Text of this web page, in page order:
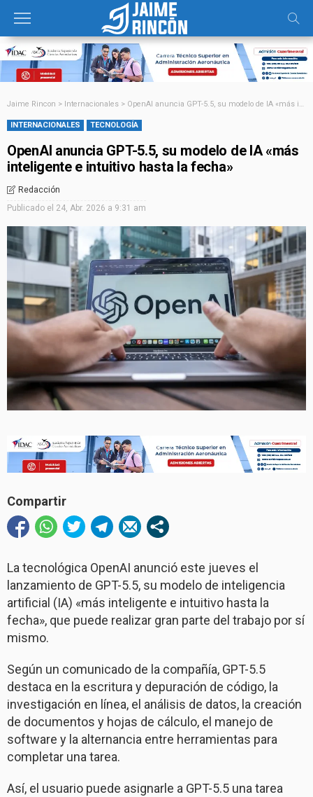
Jaime Rincon > Internacionales > OpenAI anuncia GPT-5.5, su modelo de IA «más inteligente e intuitivo hasta la fecha»
INTERNACIONALES TECNOLOGÍA
OpenAI anuncia GPT-5.5, su modelo de IA «más
inteligente e intuitivo hasta la fecha»
Redacción
Publicado el 24, Abr. 2026 a 9:31 am
Compartir
La tecnológica OpenAI anunció este jueves el
lanzamiento de GPT-5.5, su modelo de inteligencia
artificial (IA) «más inteligente e intuitivo hasta la
fecha», que puede realizar gran parte del trabajo por sí
mismo.
Según un comunicado de la compañía, GPT-5.5
destaca en la escritura y depuración de código, la
investigación en línea, el análisis de datos, la creación
de documentos y hojas de cálculo, el manejo de
software y la alternancia entre herramientas para
completar una tarea.
Así, el usuario puede asignarle a GPT-5.5 una tarea